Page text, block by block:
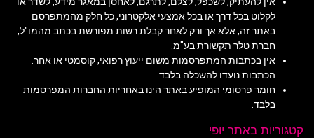
לקלוט בכל דרך או בכל אמצעי אלקטרוני, כל חלק מהמתפרסם
באתר זה, אלא אך ורק לאחר קבלת רשות מפורשת בכתב מהמו"ל,
חברת טלר תקשורת בע"מ.
אין בכתבות המתפרסמות משום ייעוץ רפואי, קוסמטי או אחר.
הכתבות נועדו להשכלה בלבד.
חומר פרסומי המופיע באתר הינו באחריות החברות המפרסמות
בלבד.
קטגוריות באתר יופי